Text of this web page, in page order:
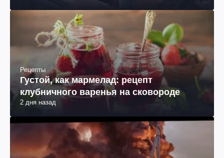
Рецепты
Густой, как мармелад: рецепт
клубничного варенья на сковороде
2 дня назад